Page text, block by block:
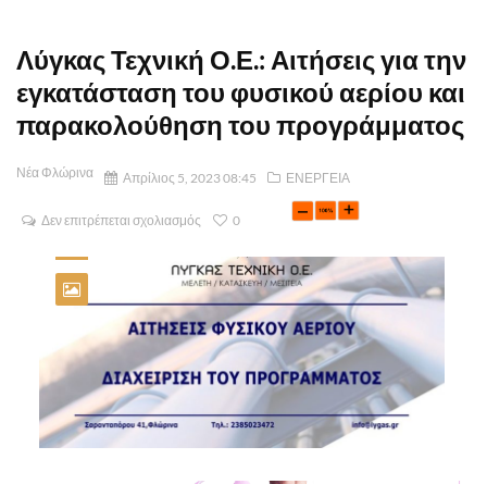
Λύγκας Τεχνική Ο.Ε.: Αιτήσεις για την
εγκατάσταση του φυσικού αερίου και
παρακολούθηση του προγράμματος
Νέα Φλώρινα Απρίλιος 5, 2023 08:45 ΕΝΕΡΓΕΙΑ
Δεν επιτρέπεται σχολιασμός 0